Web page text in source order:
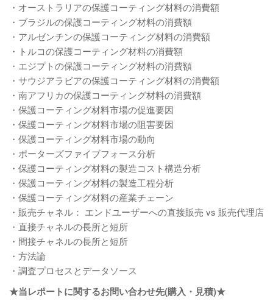
・オーストラリアの保護コーティング材料の消費額
・ブラジルの保護コーティング材料の消費額
・アルゼンチンの保護コーティング材料の消費額
・トルコの保護コーティング材料の消費額
・エジプトの保護コーティング材料の消費額
・サウジアラビアの保護コーティング材料の消費額
・南アフリカの保護コーティング材料の消費額
・保護コーティング材料市場の促進要因
・保護コーティング材料市場の阻害要因
・保護コーティング材料市場の動向
・ポーターズファイブフォース分析
・保護コーティング材料の製造コスト構造分析
・保護コーティング材料の製造工程分析
・保護コーティング材料の産業チェーン
・販売チャネル： エンドユーザーへの直接販売 vs 販売代理店
・直接チャネルの長所と短所
・間接チャネルの長所と短所
・方法論
・調査プロセスとデータソース
★当レポートに関するお問い合わせ先(購入・見積)★